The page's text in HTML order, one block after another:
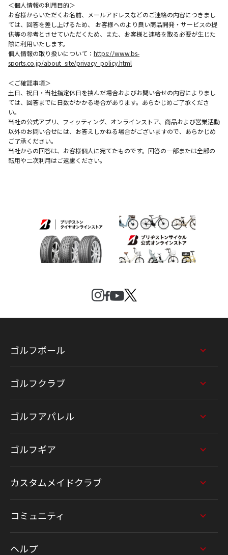
＜個人情報の利用目的＞
お客様からいただくお名前、メールアドレスなどのご連絡の内容につきまし
ては、回答を差し上げるため、 お客様へのより良い商品開発・サービスの提
供等の参考とさせていただくため、また、お客様と連絡を取る必要が生じた
際に利用いたします。
個人情報の取り扱いについて： https://www.bs-
sports.co.jp/about_site/privacy_policy.html
＜ご確認事項＞
土日、祝日・当社指定休日を挟んだ場合およびお問い合せの内容によりまし
ては、回答までに日数がかかる場合があります。あらかじめご了承くださ
い。
当社の公式アプリ、フィッティング、オンラインストア、商品および営業活動
以外のお問い合せには、お答えしかねる場合がございますので、あらかじめ
ご了承ください。
当社からの回答は、お客様個人に宛てたものです。回答の一部または全部の
転用や二次利用はご遠慮ください。
ゴルフボール
ゴルフクラブ
ゴルフアパレル
ゴルフギア
カスタムメイドクラブ
コミュニティ
ヘルプ